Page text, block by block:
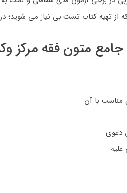
تهیه کتاب تست بی نیاز می شوید؛ در
متون فقه مرکز
با آن
دعوی